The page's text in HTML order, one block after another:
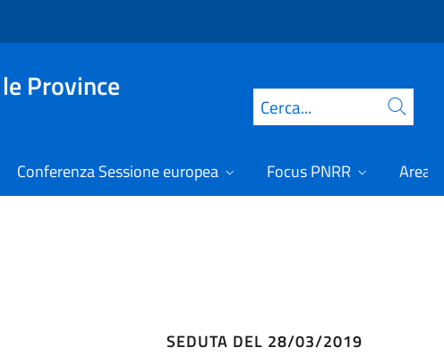
Province
Cerca
Conferenza Sessione europea Focus PNRR Area
SEDUTA DEL 28/03/2019